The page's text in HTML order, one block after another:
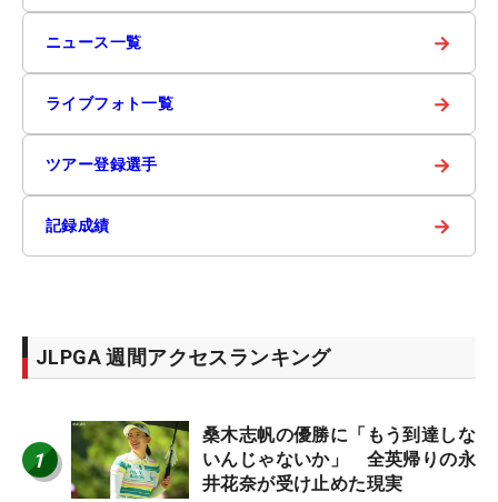
ニュース一覧 →
ライブフォト一覧 →
ツアー登録選手 →
記録成績 →
JLPGA 週間アクセスランキング
1
桑木志帆の優勝に「もう到達しな
いんじゃないか」 全英帰りの永
井花奈が受け止めた現実